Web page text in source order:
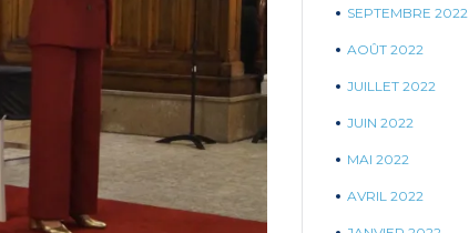
SEPTEMBRE 2022
AOÛT 2022
JUILLET 2022
JUIN 2022
MAI 2022
AVRIL 2022